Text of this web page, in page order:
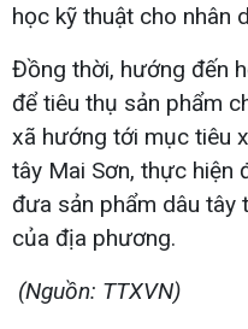
học kỹ thuật cho nhân
Đồng thời, hướng đến
để tiêu thụ sản phẩm
xã hướng tới mục tiêu
tây Mai Sơn, thực hiện
đưa sản phẩm dâu tây
của địa phương.
(Nguồn: TTXVN)